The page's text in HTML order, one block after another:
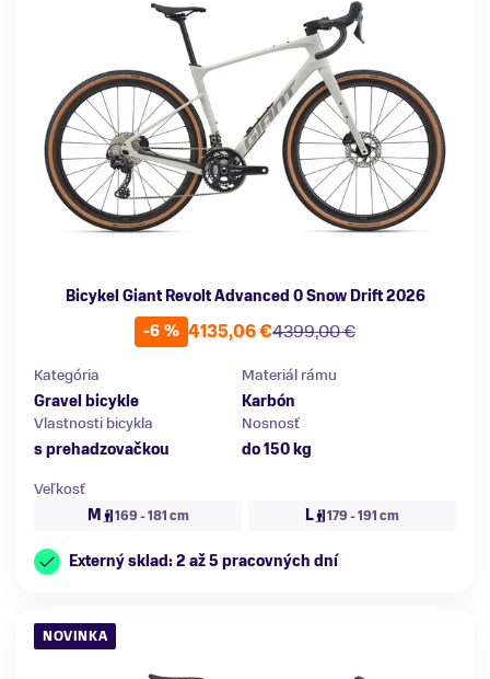
Bicykel Giant Revolt Advanced 0 Snow Drift 2026
-6 %
4399,00 €
4135,06 €
Kategória
Gravel bicykle
Materiál rámu
Karbón
Vlastnosti bicykla
s prehadzovačkou
Nosnosť
do 150 kg
Veľkosť
M
169 - 181 cm L 179 - 191 cm
Externý sklad: 2 až 5 pracovných dní
NOVINKA